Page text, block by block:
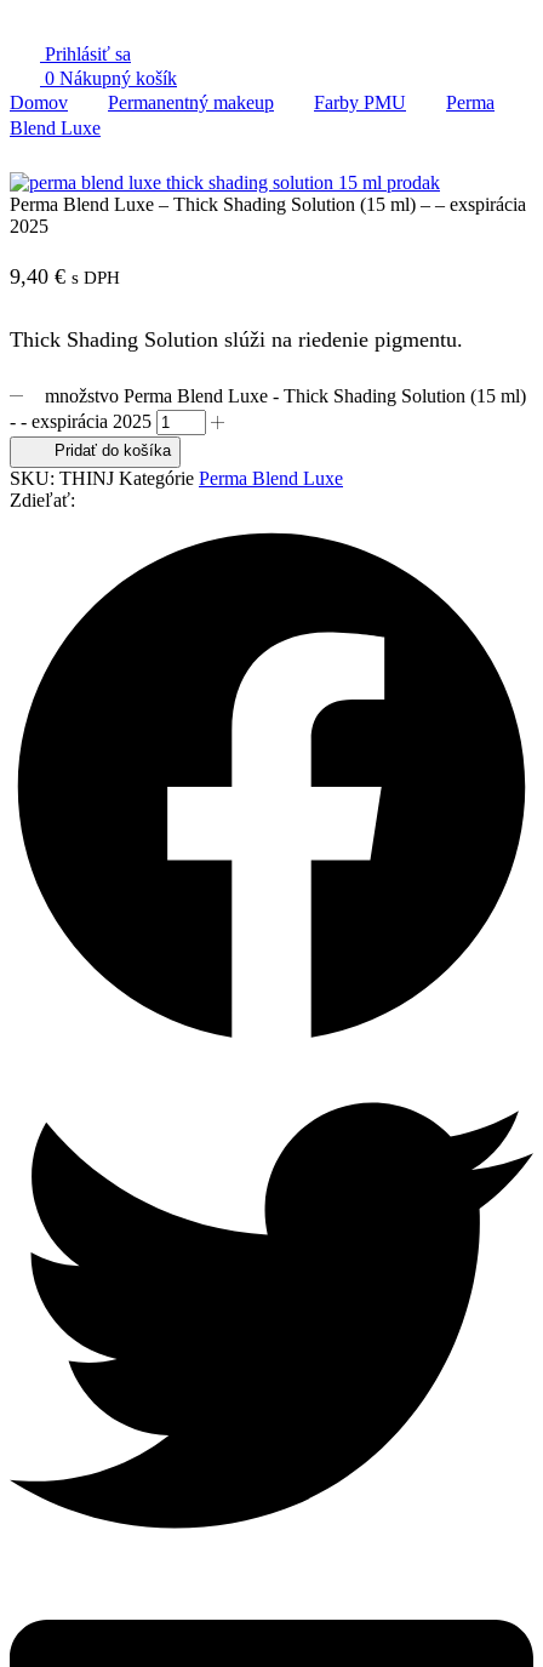
Prihlásiť sa
0 Nákupný košík
Domov
Permanentný makeup Farby PMU
Perma
Blend Luxe
Perma Blend Luxe – Thick Shading Solution (15 ml) – – exspirácia
2025
9,40 € s DPH
Thick Shading Solution slúži na riedenie pigmentu.
množstvo Perma Blend Luxe - Thick Shading Solution (15 ml)
- - exspirácia 2025
Pridať do košíka
SKU: THINJ Kategórie Perma Blend Luxe
Zdieľať: